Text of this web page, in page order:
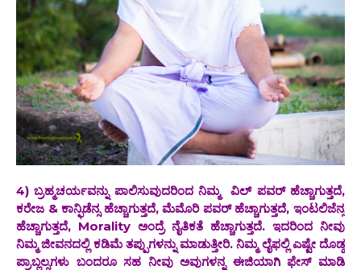
4) ಬ್ರಹ್ಮಚರ್ಯವನ್ನು ಪಾಲಿಸುವುದರಿಂದ ನಿಮ್ಮ ವಿಲ್‌ ಪವರ್ ಹೆಚ್ಚಾಗುತ್ತದೆ,
ಕರೇಜ & ಕಾನ್ಫಿಡೆನ್ಸ ಹೆಚ್ಚಾಗುತ್ತದೆ, ಮೆಮೊರಿ ಪವರ್ ಹೆಚ್ಚಾಗುತ್ತದೆ, ಇಂಟಲಿಜೆನ್ಸ
ಹೆಚ್ಚಾಗುತ್ತದೆ, Morality ಅಂದ್ರೆ‌ ನೈತಿಕತೆ ಹೆಚ್ಚಾಗುತ್ತದೆ. ಇದರಿಂದ ನೀವು
ನಿಮ್ಮ ಜೀವನದಲ್ಲಿ ಕಡಿಮೆ ತಪ್ಪುಗಳನ್ನು ಮಾಡುತ್ತೀರಿ. ನಿಮ್ಮ ಲೈಫಲ್ಲಿ ಎಷ್ಟೇ ದೊಡ್ಡ
ಪ್ರಾಬ್ಲಲ್ಸಗಳು ಬಂದರೂ ಸಹ ನೀವು ಅವುಗಳನ್ನ ಈಜಿಯಾಗಿ ಫೇಸ್ ಮಾಡಿ